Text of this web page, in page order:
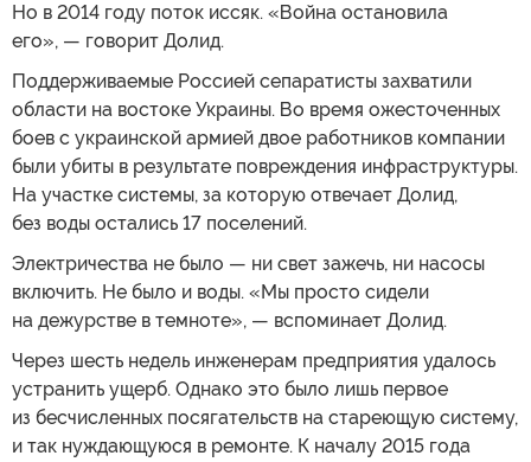
Но в 2014 году поток иссяк. «Война остановила
его», — говорит Долид.
Поддерживаемые Россией сепаратисты захватили
области на востоке Украины. Во время ожесточенных
боев с украинской армией двое работников компании
были убиты в результате повреждения инфраструктуры.
На участке системы, за которую отвечает Долид,
без воды остались 17 поселений.
Электричества не было — ни свет зажечь, ни насосы
включить. Не было и воды. «Мы просто сидели
на дежурстве в темноте», — вспоминает Долид.
Через шесть недель инженерам предприятия удалось
устранить ущерб. Однако это было лишь первое
из бесчисленных посягательств на стареющую систему,
и так нуждающуюся в ремонте. К началу 2015 года